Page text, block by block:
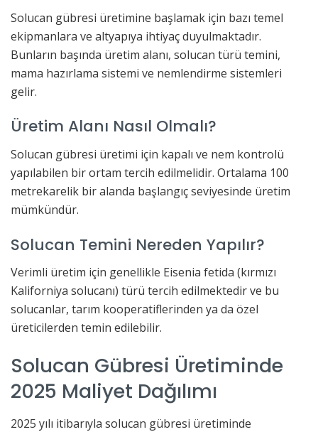
Solucan gübresi üretimine başlamak için bazı temel
ekipmanlara ve altyapıya ihtiyaç duyulmaktadır.
Bunların başında üretim alanı, solucan türü temini,
mama hazırlama sistemi ve nemlendirme sistemleri
gelir.
Üretim Alanı Nasıl Olmalı?
Solucan gübresi üretimi için kapalı ve nem kontrolü
yapılabilen bir ortam tercih edilmelidir. Ortalama 100
metrekarelik bir alanda başlangıç seviyesinde üretim
mümkündür.
Solucan Temini Nereden Yapılır?
Verimli üretim için genellikle Eisenia fetida (kırmızı
Kaliforniya solucanı) türü tercih edilmektedir ve bu
solucanlar, tarım kooperatiflerinden ya da özel
üreticilerden temin edilebilir.
Solucan Gübresi Üretiminde
2025 Maliyet Dağılımı
2025 yılı itibarıyla solucan gübresi üretiminde